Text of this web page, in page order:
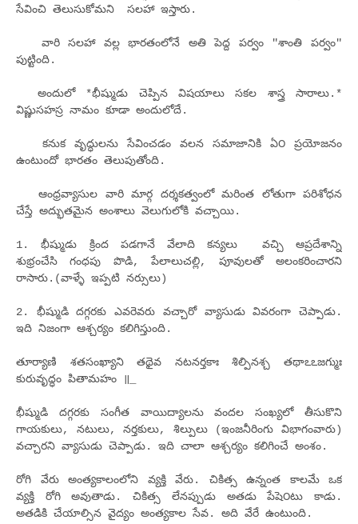
సేవించి తెలుసుకోమని సలహా ఇస్తారు.
వారి సలహా వల్ల భారతంలోనే అతి పెద్ద పర్వం "శాంతి పర్వం"
పుట్టింది.
అందులో *భీష్ముడు చెప్పిన విషయాలు సకల శాస్త్ర సారాలు.*
విష్ణుసహస్ర నామం కూడా అందులోదే.
కనుక వృద్ధులను సేవించడం వలన సమాజానికి ఏ౦ ప్రయోజనం
ఉంటుందో భారతం తెలుపుతోంది.
ఆంధ్రవ్యాసుల వారి మార్గ దర్శకత్వంలో మరింత లోతుగా పరిశోధన
చేస్తే అద్భుతమైన అంశాలు వెలుగులోకి వచ్చాయి.
1. భీష్ముడు క్రింద పడగానే వేలాది కన్యలు వచ్చి ఆప్రదేశాన్ని
శుభ్రంచేసి గంధపు పొడి, పేలాలుచల్లి, పూవులతో అలంకరించారని
రాసారు.(వాళ్ళే ఇప్ప‌టి న‌ర్సులు)
2. భీష్ముడి దగ్గరకు ఎవరెవరు వచ్చారో వ్యాసుడు వివరంగా చెప్పాడు.
ఇది నిజంగా ఆశ్చర్యం కలిగిస్తుంది.
తూర్యాణి శతసంఖ్యాని తథైవ నటనర్తకాః శిల్పినశ్చ తథాఽఽజగ్ముః
కురువృద్ధం పితామహం ॥_
భీష్ముడి దగ్గరకు సంగీత వాయిద్యాలను వందల సంఖ్యలో తీసుకొని
గాయకులు, నటులు, నర్తకులు, శిల్పులు (ఇంజనీరింగు విభాగంవారు)
వచ్చారని వ్యాసుడు చెప్పాడు. ఇది చాలా ఆశ్చర్యం కలిగించే అంశం.
రోగి వేరు అంత్యకాలంలోని వ్యక్తి వేరు. చికిత్స ఉన్నంత కాలమే ఒక
వ్యక్తి రోగి అవుతాడు. చికిత్స లేనప్పుడు అతడు పేషె౦టు కాడు.
అతడికి చేయాల్సిన వైద్యం అంత్యకాల సేవ. అది వేరే ఉంటుంది.